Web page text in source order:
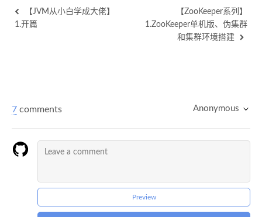
【JVM从小白学成大佬】
1.开篇
【ZooKeeper系列】
1.ZooKeeper单机版、伪集群
和集群环境搭建
7 comments Anonymous
Preview